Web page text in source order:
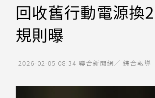
回收舊行動電源換
規則曝
2026-02-05 08:34 聯合新聞網／ 綜合報導